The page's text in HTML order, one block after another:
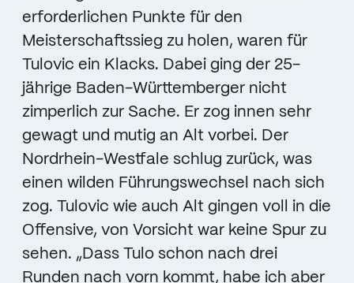
erforderlichen Punkte für den
Meisterschaftssieg zu holen, waren für
Tulovic ein Klacks. Dabei ging der 25-
jährige Baden-Württemberger nicht
zimperlich zur Sache. Er zog innen sehr
gewagt und mutig an Alt vorbei. Der
Nordrhein-Westfale schlug zurück, was
einen wilden Führungswechsel nach sich
zog. Tulovic wie auch Alt gingen voll in die
Offensive, von Vorsicht war keine Spur zu
sehen. „Dass Tulo schon nach drei
Runden nach vorn kommt, habe ich aber